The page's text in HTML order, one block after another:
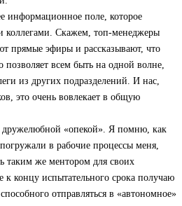
информационное поле, которое
коллегами. Скажем, топ-менеджеры
прямые эфиры и рассказывают, что
позволяет всем быть на одной волне,
из других подразделений. И нас,
это очень вовлекает в общую
«опекой». Я помню, как
в рабочие процессы меня,
таким же ментором для своих
концу испытательного срока получаю
отправляться в «автономное»